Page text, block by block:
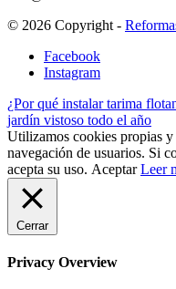
© 2026 Copyright -
Facebook
Instagram
¿Por qué instalar tarima
jardín vistoso todo el año
Utilizamos cookies propias y
navegación de usuarios. Si
acepta su uso. Aceptar Leer
Cerrar
Privacy Overview